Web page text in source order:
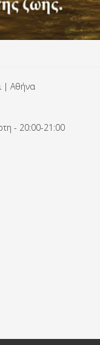
| Αθήνα
- 20:00-21:00